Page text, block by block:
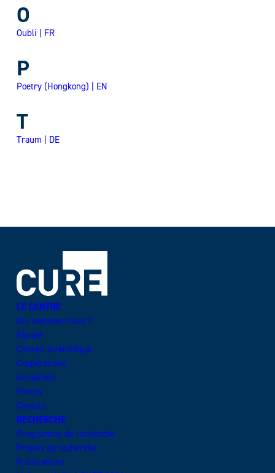
O
Oubli | FR
P
Poetry (Hongkong) | EN
T
Traum | DE
LE CENTRE
Qui sommes-nous ?
Équipe
Conseil scientifique
Coopérations
Actualités
Postes
Contact
RECHERCHE
Programme de recherche
Projets de recherche
Publications